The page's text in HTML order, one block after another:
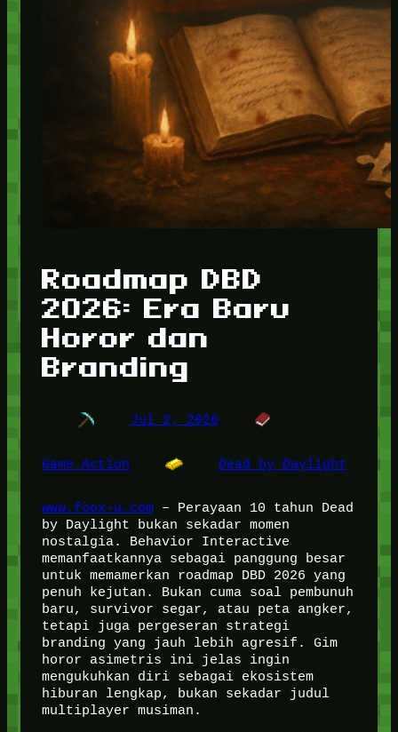
Roadmap DBD
2026: Era Baru
Horor dan
Branding
Jul 2, 2026
Game Action Dead by Daylight
www.foox-u.com– Perayaan 10 tahun Dead
by Daylight bukan sekadar momen
nostalgia. Behavior Interactive
memanfaatkannya sebagai panggung besar
untuk memamerkan roadmap DBD 2026 yang
penuh kejutan. Bukan cuma soal pembunuh
baru, survivor segar, atau peta angker,
tetapi juga pergeseran strategi
branding yang jauh lebih agresif. Gim
horor asimetris ini jelas ingin
mengukuhkan diri sebagai ekosistem
hiburan lengkap, bukan sekadar judul
multiplayer musiman.